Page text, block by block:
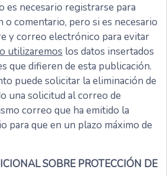
es necesario registrarse para
comentario, pero si es necesario
y correo electrónico para evitar
utilizaremos los datos insertados
que difieren de esta publicación.
puede solicitar la eliminación de
una solicitud al correo de
correo que ha emitido la
para que en un plazo máximo de
SOBRE PROTECCIÓN DE